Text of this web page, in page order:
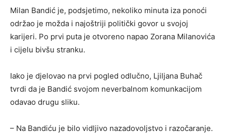
Milan Bandić je, podsjetimo, nekoliko minuta iza ponoći
održao je možda i najoštriji politički govor u svojoj
karijeri. Po prvi puta je otvoreno napao Zorana Milanovića
i cijelu bivšu stranku.
Iako je djelovao na prvi pogled odlučno, Ljiljana Buhač
tvrdi da je Bandić svojom neverbalnom komunkacijom
odavao drugu sliku.
– Na Bandiću je bilo vidljivo nazadovoljstvo i razočaranje.